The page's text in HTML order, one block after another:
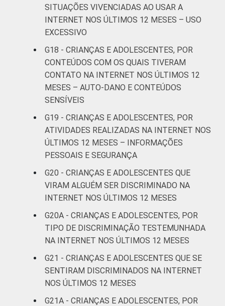
Não sabe
respondeu
CLASSE
AB 27
DE 16
DOMICÍLIO
COM ACESSO
À INTERNET
Sim
Não 19
Fonte: CGI.br/NIC.br, Centro Regional de
Sociedade da Informação (Cetic.br),
Pesquisa sobre o uso da Internet por
crianças e adolescentes no Brasil – TIC Kids
Online Brasil 2022.
SITUAÇÕES VIVENCIADAS AO USAR A
INTERNET NOS ÚLTIMOS 12 MESES – USO
EXCESSIVO
G18 - CRIANÇAS E ADOLESCENTES, POR
CONTEÚDOS COM OS QUAIS TIVERAM
CONTATO NA INTERNET NOS ÚLTIMOS 12
MESES – AUTO-DANO E CONTEÚDOS
SENSÍVEIS
G19 - CRIANÇAS E ADOLESCENTES, POR
ATIVIDADES REALIZADAS NA INTERNET NOS
ÚLTIMOS 12 MESES – INFORMAÇÕES
PESSOAIS E SEGURANÇA
G20 - CRIANÇAS E ADOLESCENTES QUE
VIRAM ALGUÉM SER DISCRIMINADO NA
INTERNET NOS ÚLTIMOS 12 MESES
G20A - CRIANÇAS E ADOLESCENTES, POR
TIPO DE DISCRIMINAÇÃO TESTEMUNHADA
NA INTERNET NOS ÚLTIMOS 12 MESES
G21 - CRIANÇAS E ADOLESCENTES QUE SE
SENTIRAM DISCRIMINADOS NA INTERNET
NOS ÚLTIMOS 12 MESES
G21A - CRIANÇAS E ADOLESCENTES, POR